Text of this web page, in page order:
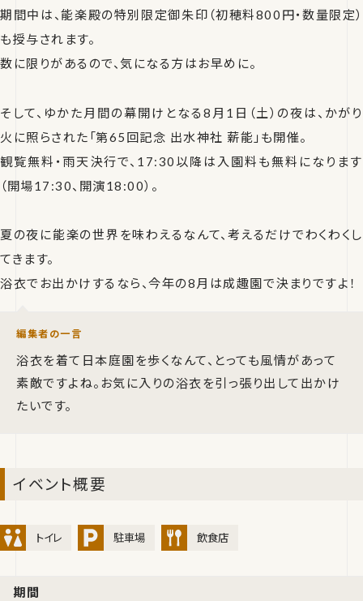
期間中は、能楽殿の特別限定御朱印（初穂料800円・数量限定）
も授与されます。
数に限りがあるので、気になる方はお早めに。
そして、ゆかた月間の幕開けとなる8月1日（土）の夜は、かがり
火に照らされた「第65回記念 出水神社 薪能」も開催。
観覧無料・雨天決行で、17:30以降は入園料も無料になります
（開場17:30、開演18:00）。
夏の夜に能楽の世界を味わえるなんて、考えるだけでわくわくし
てきます。
浴衣でお出かけするなら、今年の8月は成趣園で決まりですよ！
編集者の一言
浴衣を着て日本庭園を歩くなんて、とっても風情があって
素敵ですよね。お気に入りの浴衣を引っ張り出して出かけ
たいです。
イベント概要
トイレ 駐車場 飲食店
期間